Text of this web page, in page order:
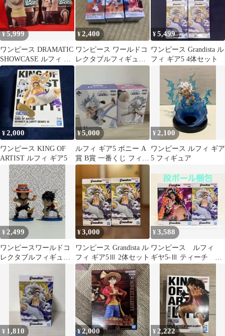
¥5,999
ワンピース DRAMATIC
SHOWCASE ルフィ エ
ース 2種 フィギュア
¥2,400
ワンピース ワールドコ
レクタブルフィギュア
宴1 ルフィ ボニー
¥5,499
ワンピース Grandista ル
フィ ギア5 4体セット
¥2,000
ワンピース KING OF
ARTIST ルフィ ギア5
¥5,000
ルフィ ギア5 ボニー A
賞 B賞 一番くじ フィギ
ュア
¥ 2,100
ワンピース ルフィ ギア
5 フィギュア
¥ 2,499
ワンピースワールドコ
レクタブルフィギュア
セット
¥3,000
ワンピース Grandista ル
フィ ギア5Ⅲ 2体セット
¥3,588
ワンピース ルフィ
ギヤ5-Ⅲ ティーチ 黒
ひげ 2点セット
¥ 1,810 ¥2,000 ¥ 2,222